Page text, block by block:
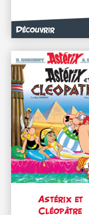
Découvrir
Astérix et
Cléopâtre